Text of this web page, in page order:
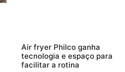
Air fryer Philco ganha
tecnologia e espaço para
facilitar a rotina